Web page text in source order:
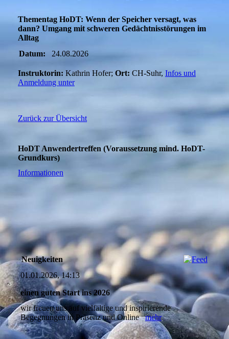
Thementag HoDT: Wenn der Speicher versagt, was
dann? Umgang mit schweren Gedächtnisstörungen im
Alltag
Datum:
24.08.2026
Instruktorin: Kathrin Hofer; Ort: CH-Suhr, Infos und
Anmeldung unter
Zurück zur Übersicht
HoDT Anwendertreffen (Voraussetzung mind. HoDT-
Grundkurs)
Informationen
Neuigkeiten
01.01.2026, 14:13
einen guten Start ins 2026
wir freuen uns auf vielfältige und inspirierende
Begegnungen in Präsenz und Onlinemehr